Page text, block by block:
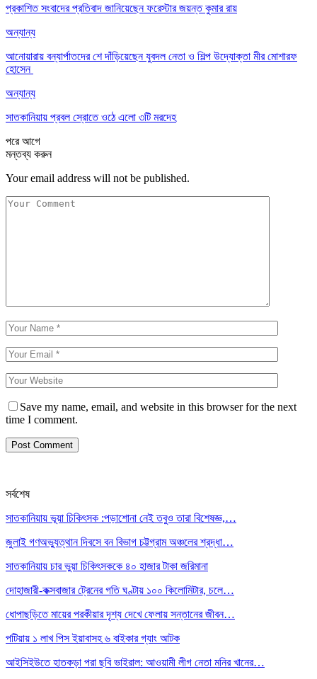
প্রকাশিত সংবাদের প্রতিবাদ জানিয়েছেন ফরেস্টার জয়ন্ত কুমার রায়
অন্যান্য
আনোয়ারায় বন্যার্পাতদের শে দাঁড়িয়েছেন যুবদল নেতা ও শিল্প উদ্যোক্তা মীর মোশারফ
হোসেন ‎
অন্যান্য
সাতকানিয়ায় প্রবল স্রোতে ওঠে এলো ৩টি মরদেহ
পরেআগে
মন্তব্য করুন
Your email address will not be published.
Save my name, email, and website in this browser for the next
time I comment.
সর্বশেষ
সাতকানিয়ায় ভূয়া চিকিৎসক :পড়াশোনা নেই তবুও তারা বিশেষজ্ঞ,…
জুলাই গণঅভ্যুত্থান দিবসে বন বিভাগ চট্টগ্রাম অঞ্চলের শ্রদ্ধা…
সাতকানিয়ায় চার ভুয়া চিকিৎসককে ৪০ হাজার টাকা জরিমানা
দোহাজারী-কক্সবাজার ট্রেনের গতি ঘণ্টায় ১০০ কিলোমিটার, চলে…
ধোপাছড়িতে মায়ের পরকীয়ার দৃশ্য দেখে ফেলায় সন্তানের জীবন…
পটিয়ায় ১ লাখ পিস ইয়াবাসহ ৬ বাইকার গ্যাং আটক
আইসিইউতে হাতকড়া পরা ছবি ভাইরাল: আওয়ামী লীগ নেতা মনির খানের…